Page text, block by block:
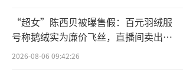
国、韩国等发达国家。未来将深
同时在欧洲地区复制慕尼黑子公
修模式。
“超女”陈西贝被曝售假：百元羽绒服
号称鹅绒实为廉价飞丝，直播间卖出超
百万元
2026-08-06 09:42:26